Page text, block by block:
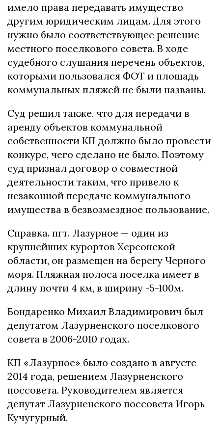
имело права передавать имущество
другим юридическим лицам. Для этого
нужно было соответствующее решение
местного поселкового совета. В ходе
судебного слушания перечень объектов,
которыми пользовался ФОТ и площадь
коммунальных пляжей не были названы.
Суд решил также, что для передачи в
аренду объектов коммунальной
собственности КП должно было провести
конкурс, чего сделано не было. Поэтому
суд признал договор о совместной
деятельности таким, что привело к
незаконной передаче коммунального
имущества в безвозмездное пользование.
Справка. пгт. Лазурное — один из
крупнейших курортов Херсонской
области, он размещен на берегу Черного
моря. Пляжная полоса поселка имеет в
длину почти 4 км, в ширину -5-100м.
Бондаренко Михаил Владимирович был
депутатом Лазурненского поселкового
совета в 2006-2010 годах.
КП «Лазурное» было создано в августе
2014 года, решением Лазурненского
поссовета. Руководителем является
депутат Лазурненского поссовета Игорь
Кучугурный.